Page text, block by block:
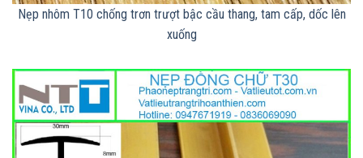
Nẹp nhôm T10 chống trơn trượt bậc cầu thang, tam cấp, dốc lên
xuống